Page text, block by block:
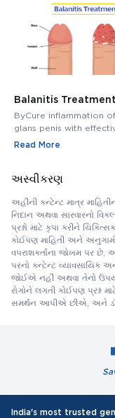
Balanitis
Medications,
and Creams
ByCure inflammation
glans penis with
balanitis treatment.
Read More
અસ્વીકરણ
અહીંની કન્ટેન્ટ માત્ર
નિદાન અથવા સારવારનો
પ્રશ્નો માટે કૃપા કરીને
કોઈપણ માહિતી અને અનુગામી
વપરાશકર્તાના જોખમ પર છે,
પરનો કન્ટેન્ટ વ્યાવસાયિક
જોઈએ નહીં અથવા તેનો
રોગોને લગતી કોઈપણ પ્રશ્ન
સમર્થન આપીએ છીએ, અને
India's most trusted